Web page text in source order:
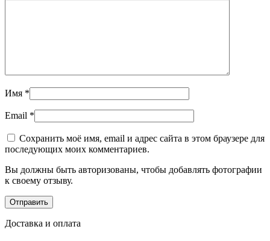
Имя *
Email *
Сохранить моё имя, email и адрес сайта в этом браузере для
последующих моих комментариев.
Вы должны быть авторизованы, чтобы добавлять фотографии
к своему отзыву.
Доставка и оплата